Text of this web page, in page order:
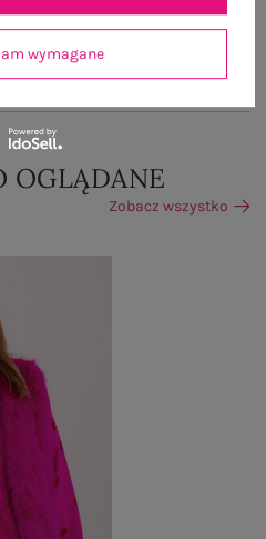
OGLĄDANE
Zobacz wszystko
wymagane